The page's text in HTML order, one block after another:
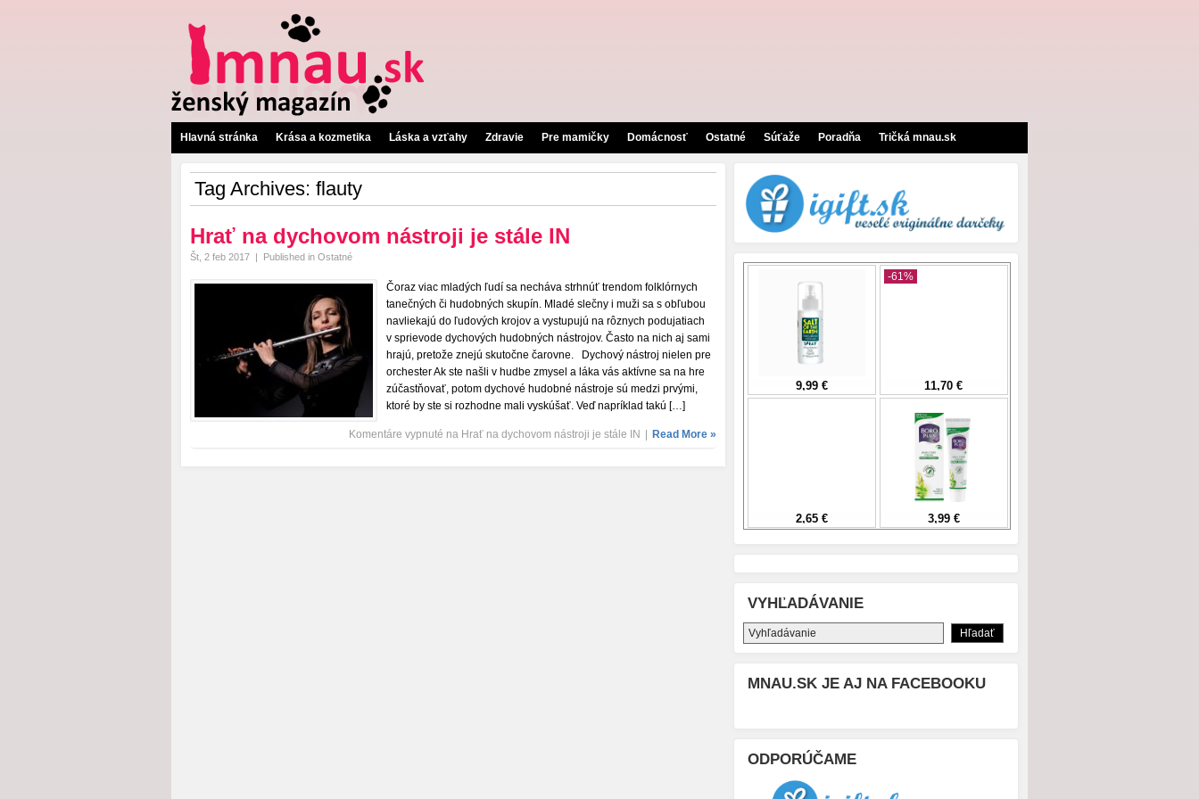
Hlavná stránka Krása a kozmetika Láska a vzťahy Zdravie Pre mamičky Domácnosť Ostatné Súťaže Poradňa Tričká mnau.sk
Tag Archives: flauty
Hrať na dychovom nástroji je stále IN
Št, 2 feb 2017 | Published in Ostatné
Čoraz viac mladých ľudí sa necháva strhnúť trendom folklórnych
tanečných či hudobných skupín. Mladé slečny i muži sa s obľubou
navliekajú do ľudových krojov a vystupujú na rôznych podujatiach
v sprievode dychových hudobných nástrojov. Často na nich aj sami
hrajú, pretože znejú skutočne čarovne. Dychový nástroj nielen pre
orchester Ak ste našli v hudbe zmysel a láka vás aktívne sa na hre
zúčastňovať, potom dychové hudobné nástroje sú medzi prvými,
ktoré by ste si rozhodne mali vyskúšať. Veď napríklad takú […]
Komentáre vypnuté na Hrať na dychovom nástroji je stále IN Read More »
VYHĽADÁVANIE
MNAU.SK JE AJ NA FACEBOOKU
ODPORÚČAME